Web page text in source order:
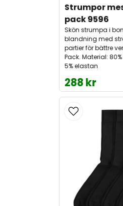
Strumpor
pack 9596
Skön strumpa i
blandning med
partier för bättre
Pack. Material:
5% elastan
288 kr